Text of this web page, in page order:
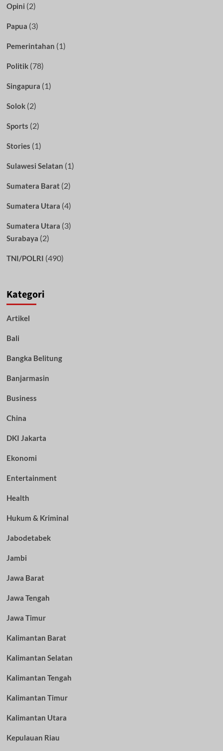
Opini (2)
Papua (3)
Pemerintahan (1)
Politik(78)
Singapura (1)
Solok(2)
Sports (2)
Stories (1)
Sulawesi Selatan (1)
Sumatera Barat(2)
Sumatera Utara (4)
Sumatera Utara (3)
Surabaya (2)
TNI/POLRI (490)
Kategori
Artikel
Bali
Bangka Belitung
Banjarmasin
Business
China
DKI Jakarta
Ekonomi
Entertainment
Health
Hukum & Kriminal
Jabodetabek
Jambi
Jawa Barat
Jawa Tengah
Jawa Timur
Kalimantan Barat
Kalimantan Selatan
Kalimantan Tengah
Kalimantan Timur
Kalimantan Utara
Kepulauan Riau